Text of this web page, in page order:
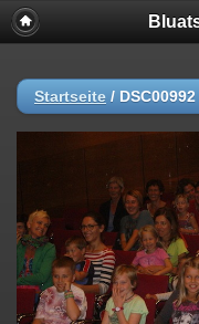
Startseite / DSC00992